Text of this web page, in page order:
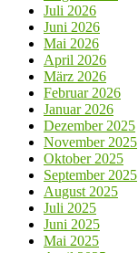
Juli 2026
Juni 2026
Mai 2026
April 2026
März 2026
Februar 2026
Januar 2026
Dezember 2025
November 2025
Oktober 2025
September 2025
August 2025
Juli 2025
Juni 2025
Mai 2025